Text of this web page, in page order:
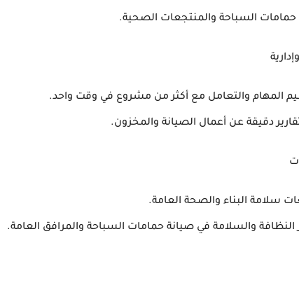
حمامات السباحة والمنتجعات الصحية.
المهام والتعامل مع أكثر من مشروع في وقت واحد.
تقارير دقيقة عن أعمال الصيانة والمخزون.
سلامة البناء والصحة العامة.
النظافة والسلامة في صيانة حمامات السباحة والمرافق العامة.